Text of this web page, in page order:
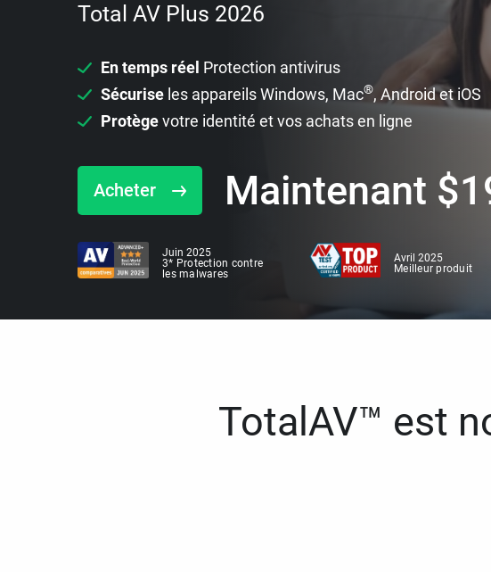
Total AV Plus 2026
En temps réel Protection antivirus
Sécurise les appareils Windows, Mac®, Android et iOS
Protègevotre identité et vos achats en ligne
Acheter Maintenant $
Juin 2025
3* Protection contre
les malwares
Avril 2025
Meilleur produit
TotalAV™ est